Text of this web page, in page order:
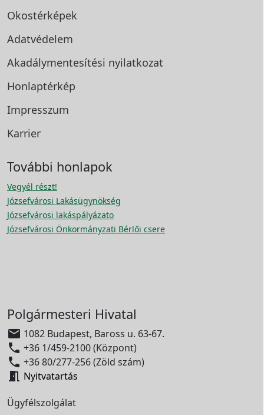
Okostérképek
Adatvédelem
Akadálymentesítési nyilatkozat
Honlaptérkép
Impresszum
Karrier
További honlapok
Vegyél részt!
Józsefvárosi Lakásügynökség
Józsefvárosi lakáspályázato
Józsefvárosi Önkormányzati Bérlői csere
Polgármesteri Hivatal
 1082 Budapest, Baross u. 63-67.
 +36 1/459-2100 (Központ)
 +36 80/277-256 (Zöld szám)
 Nyitvatartás
Ügyfélszolgálat